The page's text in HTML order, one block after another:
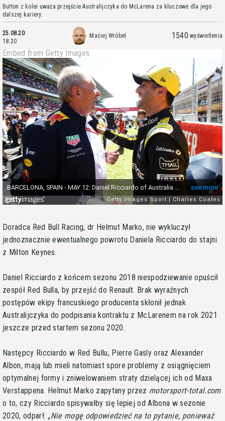
Button z kolei uważa przejście Australijczyka do McLarena za kluczowe dla jego
dalszej kariery.
25.08.20
18:20
Maciej Wróbel 1540 wyświetlenia
Embed from Getty Images
Doradca Red Bull Racing, dr Helmut Marko, nie wykluczył
jednoznacznie ewentualnego powrotu Daniela Ricciardo do stajni
z Milton Keynes.
Daniel Ricciardo z końcem sezonu 2018 niespodziewanie opuścił
zespół Red Bulla, by przejść do Renault. Brak wyraźnych
postępów ekipy francuskiego producenta skłonił jednak
Australijczyka do podpisania kontraktu z McLarenem na rok 2021
jeszcze przed startem sezonu 2020.
Następcy Ricciardo w Red Bullu, Pierre Gasly oraz Alexander
Albon, mają lub mieli natomiast spore problemy z osiągnięciem
optymalnej formy i zniwelowaniem straty dzielącej ich od Maxa
Verstappena. Helmut Marko zapytany przez motorsport-total.com
o to, czy Ricciardo spisywałby się lepiej od Albona w sezonie
2020, odparł:
Nie mogę odpowiedzieć na to pytanie, ponieważ